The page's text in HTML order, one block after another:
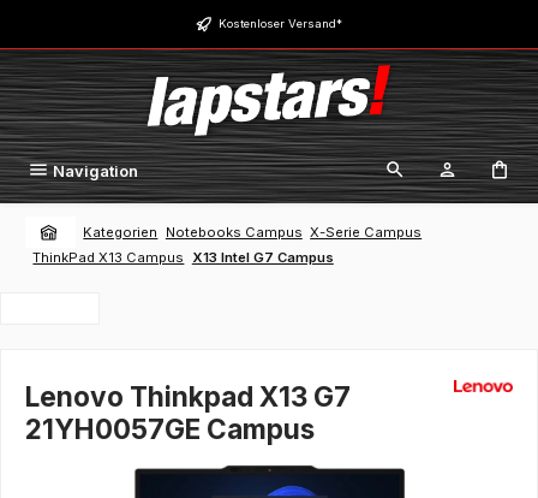
Zum Hauptinhalt springen Kostenloser Versand*
Navigation
Kategorien Notebooks Campus X-Serie Campus
ThinkPad X13 Campus
X13 Intel G7 Campus
Lenovo Thinkpad X13 G7
21YH0057GE Campus
Bildergalerie überspringen